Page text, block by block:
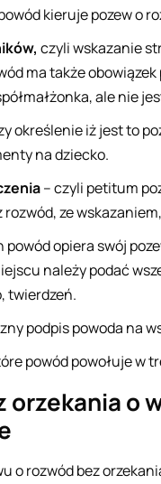
kieruje pozew o
czyli wskazanie
ma także
ale nie
określenie iż jest to
na dziecko.
– czyli petitum
ze
powód opiera swój
należy podać
twierdzeń.
podpis powoda na
powód powołuje w
orzekania o
o rozwód bez